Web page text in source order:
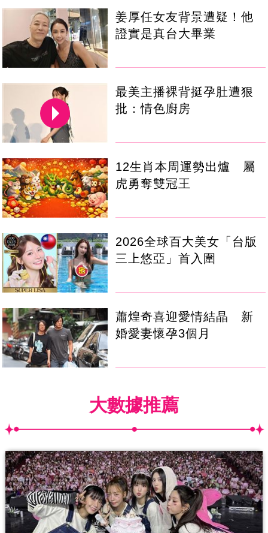
姜厚任女友背景遭疑！他
證實是真台大畢業
最美主播裸背挺孕肚遭狠
批：情色廚房
12生肖本周運勢出爐 屬
虎勇奪雙冠王
2026全球百大美女「台版
三上悠亞」首入圍
蕭煌奇喜迎愛情結晶 新
婚愛妻懷孕3個月
大數據推薦